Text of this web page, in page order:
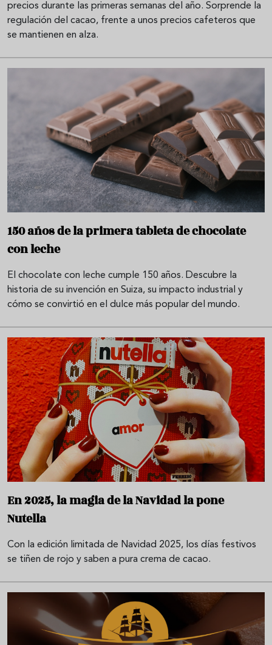
precios durante las primeras semanas del año. Sorprende la
regulación del cacao, frente a unos precios cafeteros que
se mantienen en alza.
150 años de la primera tableta de chocolate
con leche
El chocolate con leche cumple 150 años. Descubre la
historia de su invención en Suiza, su impacto industrial y
cómo se convirtió en el dulce más popular del mundo.
En 2025, la magia de la Navidad la pone
Nutella
Con la edición limitada de Navidad 2025, los días festivos
se tiñen de rojo y saben a pura crema de cacao.